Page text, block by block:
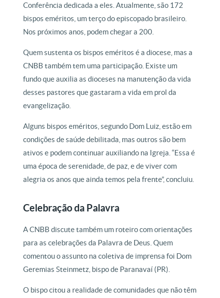
Conferência dedicada a eles. Atualmente, são 172
bispos eméritos, um terço do episcopado brasileiro.
Nos próximos anos, podem chegar a 200.
Quem sustenta os bispos eméritos é a diocese, mas a
CNBB também tem uma participação. Existe um
fundo que auxilia as dioceses na manutenção da vida
desses pastores que gastaram a vida em prol da
evangelização.
Alguns bispos eméritos, segundo Dom Luiz, estão em
condições de saúde debilitada, mas outros são bem
ativos e podem continuar auxiliando na Igreja. “Essa é
uma época de serenidade, de paz, e de viver com
alegria os anos que ainda temos pela frente”, concluiu.
Celebração da Palavra
A CNBB discute também um roteiro com orientações
para as celebrações da Palavra de Deus. Quem
comentou o assunto na coletiva de imprensa foi Dom
Geremias Steinmetz, bispo de Paranavaí (PR).
O bispo citou a realidade de comunidades que não têm